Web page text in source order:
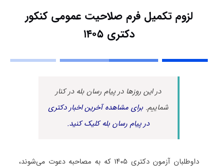
لزوم تکمیل فرم صلاحیت عمومی کنکور
دکتری ۱۴۰۵
در این روزها در پیام رسان بله در کنار
شماییم.برای مشاهده آخرین اخبار دکتری
در پیام رسان بله کلیک کنید.
داوطلبان آزمون دکتری ۱۴۰۵ که به مصاحبه دعوت می‌شوند،